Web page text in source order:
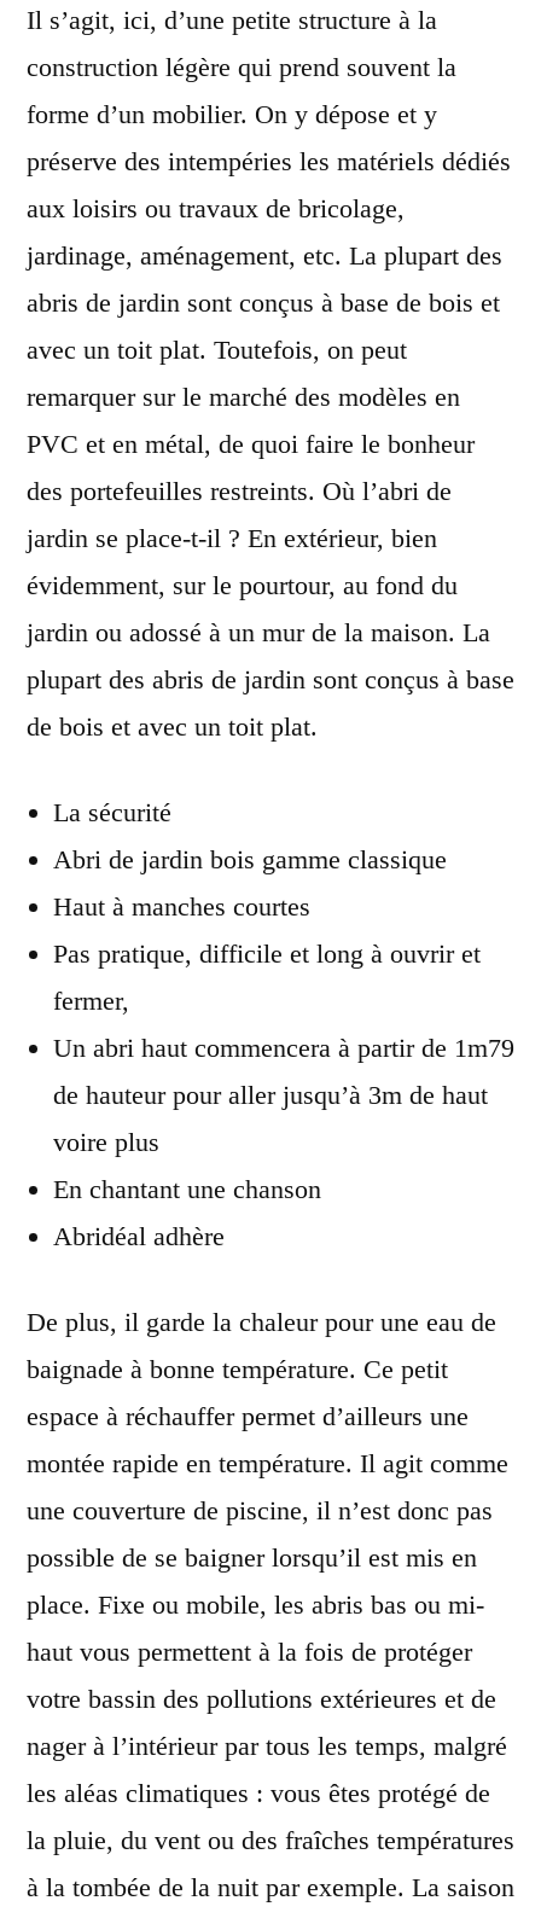
Il s’agit, ici, d’une petite structure à la
construction légère qui prend souvent la
forme d’un mobilier. On y dépose et y
préserve des intempéries les matériels dédiés
aux loisirs ou travaux de bricolage,
jardinage, aménagement, etc. La plupart des
abris de jardin sont conçus à base de bois et
avec un toit plat. Toutefois, on peut
remarquer sur le marché des modèles en
PVC et en métal, de quoi faire le bonheur
des portefeuilles restreints. Où l’abri de
jardin se place-t-il ? En extérieur, bien
évidemment, sur le pourtour, au fond du
jardin ou adossé à un mur de la maison. La
plupart des abris de jardin sont conçus à base
de bois et avec un toit plat.
La sécurité
Abri de jardin bois gamme classique
Haut à manches courtes
Pas pratique, difficile et long à ouvrir et
fermer,
Un abri haut commencera à partir de 1m79
de hauteur pour aller jusqu’à 3m de haut
voire plus
En chantant une chanson
Abridéal adhère
De plus, il garde la chaleurpour une eau de
baignade à bonne température. Ce petit
espace à réchauffer permet d’ailleurs une
montée rapide en température. Il agit comme
une couverture de piscine, il n’est donc pas
possible de se baigner lorsqu’il est mis en
place. Fixe ou mobile, les abris bas ou mi-
haut vous permettent à la fois de protéger
votre bassin des pollutions extérieures et de
nager à l’intérieur par tous les temps, malgré
les aléas climatiques : vous êtes protégé de
la pluie, du vent ou des fraîches températures
à la tombée de la nuit par exemple. La saison